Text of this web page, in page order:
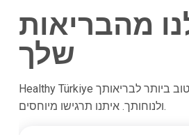
מהבריאות
שלך
Healthy Türkiye מספקת את הטוב ביותר לבריאותך
ולנוחותך. איתנו תרגישו מיוחסים.